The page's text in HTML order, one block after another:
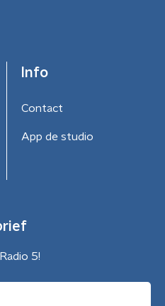
Info
Contact
App de studio
5!